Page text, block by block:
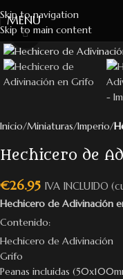
Skip to navigation
Skip to main content
MENU
Click to enlarge
Inicio Miniaturas Imperio
Hechicero de
€26.95 IVA INCLUIDO
Hechicero de Adivinación
Contenido:
Hechicero de Adivinación
Grifo
Peanas incluidas